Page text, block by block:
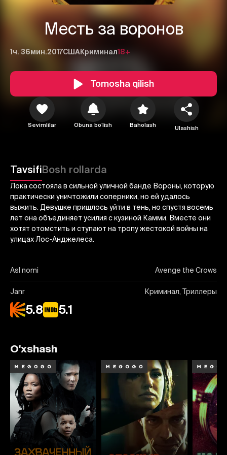
Месть за воронов
1ч. 36мин.2017СШАКриминал18+
Tomosha qilish
Sevimlilar Obuna boʻlish Baholash Ulashish
TavsifiBosh rollarda
Лока состояла в сильной уличной банде Вороны, которую
практически уничтожили соперники, но ей удалось
выжить. Девушке пришлось уйти в тень, но спустя восемь
лет она объединяет усилия с кузиной Камми. Вместе они
хотят отомстить и ступают на тропу жестокой войны на
улицах Лос-Анджелеса.
Asl nomi Avenge the Crows
Janr Криминал, Триллеры
5.8 5.1
1 2
Yuborish
O'xshash